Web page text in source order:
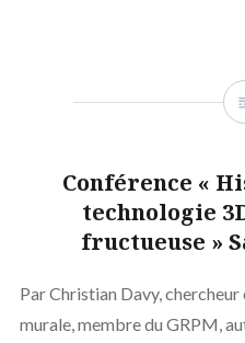
Conférence «
technologie
fructueuse »
Par Christian Davy,
murale, membre du GRPM,